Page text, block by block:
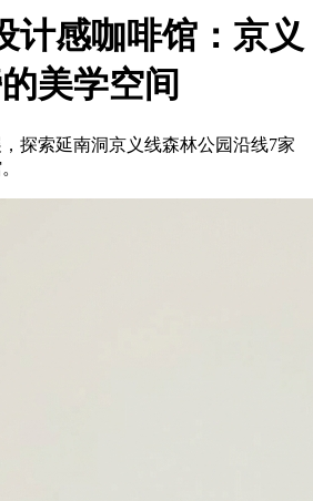
计感咖啡馆：京义
美学空间
探索延南洞京义线森林公园沿线7家